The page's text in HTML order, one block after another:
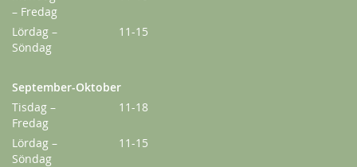
– Fredag
Lördag –
Söndag
11-15
September-Oktober
Tisdag –
Fredag
11-18
Lördag –
Söndag
11-15